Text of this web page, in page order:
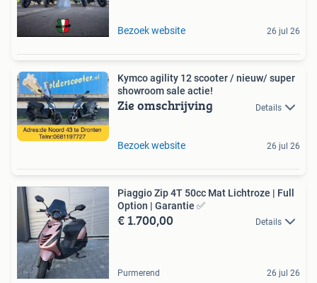
Bezoek website 26 jul 26
Kymco agility 12 scooter / nieuw/ super
showroom sale actie!
Zie omschrijving Details
Bezoek website 26 jul 26
Piaggio Zip 4T 50cc Mat Lichtroze | Full
Option | Garantie ✅
€ 1.700,00 Details
Purmerend 26 jul 26